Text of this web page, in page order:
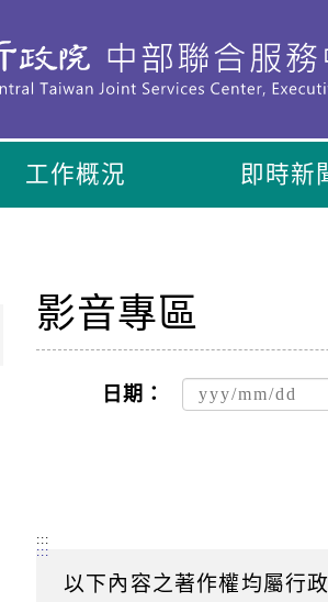
工作概況 即時新
影音專區
日期：
:::
:::
以下內容之著作權均屬行